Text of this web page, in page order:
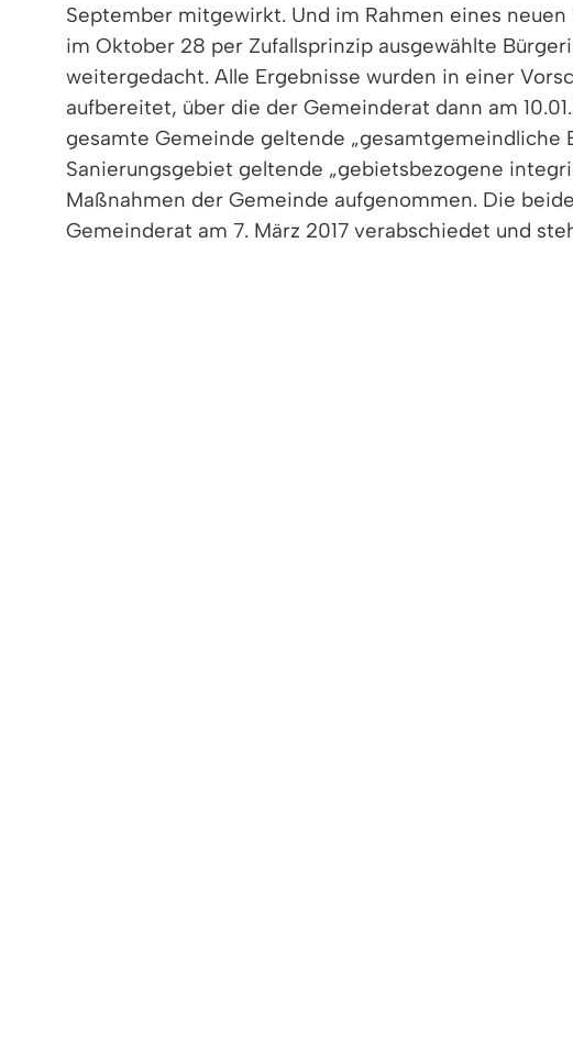
September mitgewirkt. Und im Rahmen eines
im Oktober 28 per Zufallsprinzip ausgewählte
weitergedacht. Alle Ergebnisse wurden in einer
aufbereitet, über die der Gemeinderat dann am
gesamte Gemeinde geltende „gesamtgemeindliche
Sanierungsgebiet geltende „gebietsbezogene
Maßnahmen der Gemeinde aufgenommen. Die
Gemeinderat am 7. März 2017 verabschiedet und